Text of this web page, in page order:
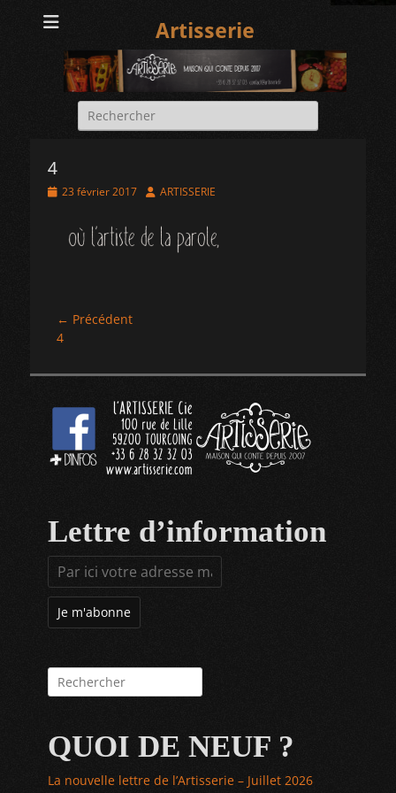
Artisserie
Rechercher :
4
Posted
23 février 2017 Author
ARTISSERIE
Navigation
de
← Précédent
Article
4
Lettre d’information
Rechercher :
QUOI DE NEUF ?
La nouvelle lettre de l’Artisserie – Juillet 2026